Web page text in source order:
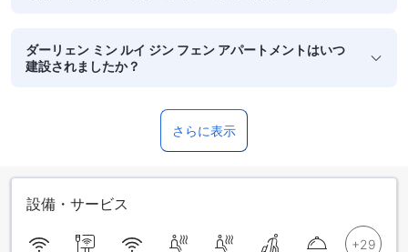
ダーリェン ミン ルイ ジン フェン アパートメントはいつ
建設されましたか？
さらに表示
設備・サービス